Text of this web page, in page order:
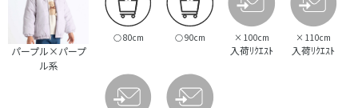
パープル×パープ
ル系
○80cm ○90cm × 100cm
入荷ﾘｸｴｽﾄ
× 110cm
入荷ﾘｸｴｽﾄ